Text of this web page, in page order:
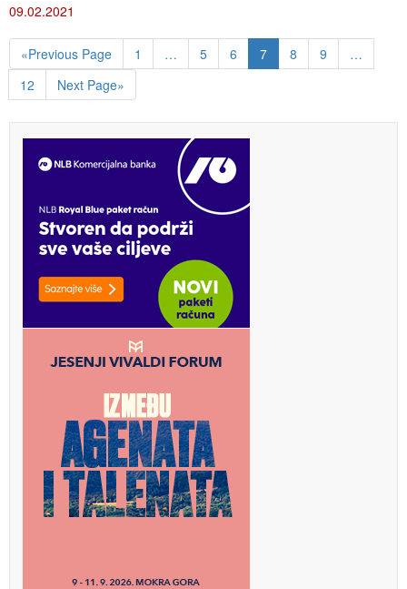
09.02.2021
«Previous Page 1 … 5 6 7 8 9
…
12
Next Page»